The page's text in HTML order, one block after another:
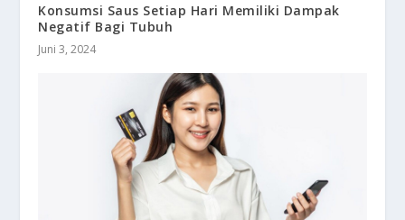
Konsumsi Saus Setiap Hari Memiliki Dampak
Negatif Bagi Tubuh
Juni 3, 2024